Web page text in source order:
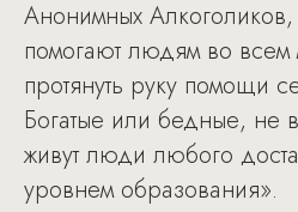
Анонимных
помогают людям во
протянуть руку помощи
Богатые или бедные, не
живут люди любого
уровнем образования».